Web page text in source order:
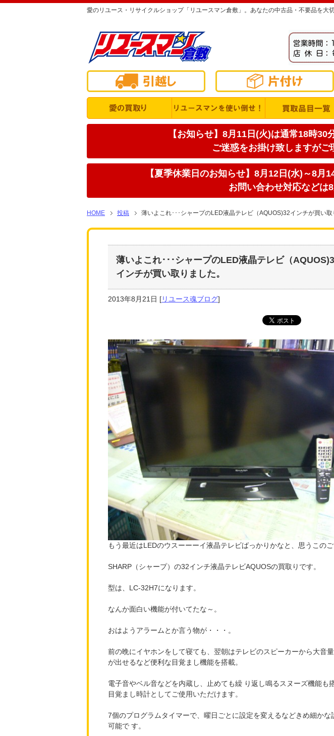
愛のリユース・リサイクルショップ「リユースマン倉敷」。あなたの中古品・不要品を大
【お知らせ】8月11日(火)は通常18時30
ご迷惑をお掛け致しますがご
【夏季休業日のお知らせ】8月12日(水)～8月
お問い合わせ対応などは
HOME 投稿 薄いよこれ･･･シャープのLED液晶テレビ（AQUOS)32インチが買い取
薄いよこれ･･･シャープのLED液晶テレビ（
インチが買い取りました。
2013年8月21日 [リユース魂ブログ]
もう最近はLEDのウスーーーイ液晶テレビばっかりかなと、思うこのご
SHARP（シャープ）の32インチ液晶テレビAQUOSの買取りです。
型は、LC-32H7になります。
なんか面白い機能が付いてたな～。
おはようアラームとか言う物が・・・。
前の晩にイヤホンをして寝ても、翌朝はテレビのスピーカーから大音
が出せるなど便利な目覚まし機能を搭載。
電子音やベル音などを内蔵し、止めても繰 り返し鳴るスヌーズ機能も搭
目覚まし時計としてご使用いただけます。
7個のプログラムタイマーで、曜日ごとに設定を変えるなどきめ細かな
可能で す。